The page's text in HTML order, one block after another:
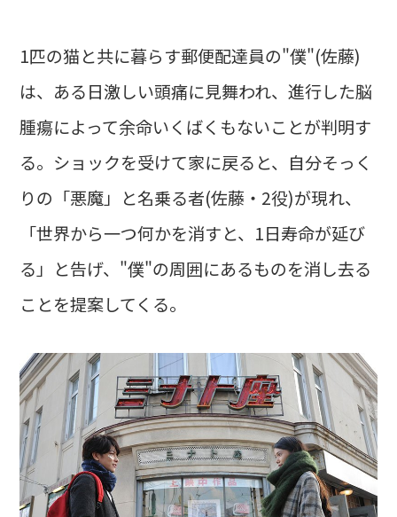
1匹の猫と共に暮らす郵便配達員の"僕"(佐藤)
は、ある日激しい頭痛に見舞われ、進行した脳
腫瘍によって余命いくばくもないことが判明す
る。ショックを受けて家に戻ると、自分そっく
りの「悪魔」と名乗る者(佐藤・2役)が現れ、
「世界から一つ何かを消すと、1日寿命が延び
る」と告げ、"僕"の周囲にあるものを消し去る
ことを提案してくる。